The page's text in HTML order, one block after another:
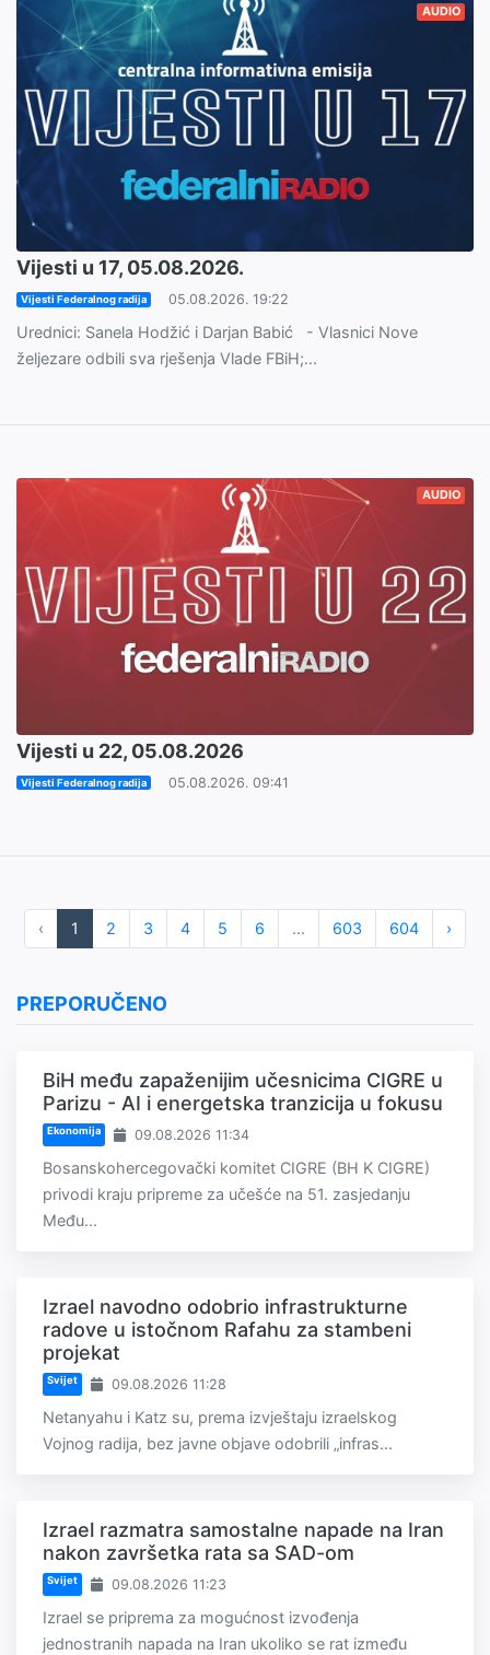
AUDIO
Vijesti u 17, 05.08.2026.
Vijesti Federalnog radija 05.08.2026. 19:22
Urednici: Sanela Hodžić i Darjan Babić - Vlasnici Nove
željezare odbili sva rješenja Vlade FBiH;...
AUDIO
Vijesti u 22, 05.08.2026
Vijesti Federalnog radija 05.08.2026. 09:41
‹ 1 2 3 4 5 6 ... 603 604 ›
PREPORUČENO
BiH među zapaženijim učesnicima CIGRE u
Parizu - AI i energetska tranzicija u fokusu
Ekonomija 09.08.2026 11:34
Bosanskohercegovački komitet CIGRE (BH K CIGRE)
privodi kraju pripreme za učešće na 51. zasjedanju
Među...
Izrael navodno odobrio infrastrukturne
radove u istočnom Rafahu za stambeni
projekat
Svijet 09.08.2026 11:28
Netanyahu i Katz su, prema izvještaju izraelskog
Vojnog radija, bez javne objave odobrili „infras...
Izrael razmatra samostalne napade na Iran
nakon završetka rata sa SAD-om
Svijet 09.08.2026 11:23
Izrael se priprema za mogućnost izvođenja
jednostranih napada na Iran ukoliko se rat između